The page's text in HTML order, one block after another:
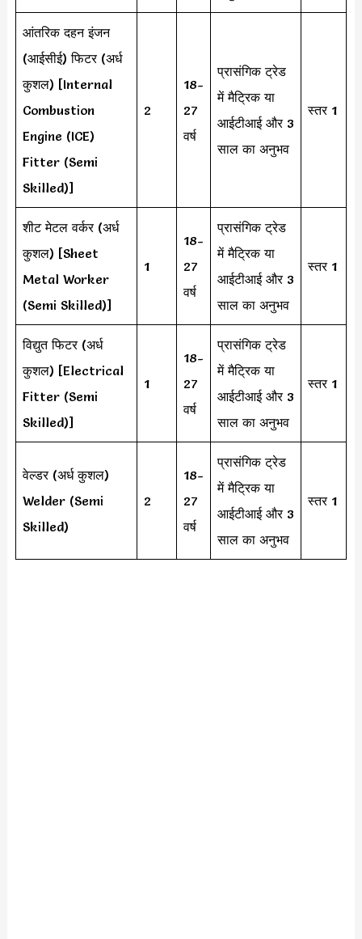
आंतरिक दहन इंजन
(आईसीई) फिटर (अर्ध
कुशल) [Internal
Combustion
Engine (ICE)
Fitter (Semi
Skilled)]
2
18-
27
वर्ष
प्रासंगिक ट्रेड
में मैट्रिक या
आईटीआई और 3
साल का अनुभव
स्तर 1
शीट मेटल वर्कर (अर्ध
कुशल) [Sheet
Metal Worker
(Semi Skilled)]
1
18-
27
वर्ष
प्रासंगिक ट्रेड
में मैट्रिक या
आईटीआई और 3
साल का अनुभव
स्तर 1
विद्युत फिटर (अर्ध
कुशल) [Electrical
Fitter (Semi
Skilled)]
1
18-
27
वर्ष
प्रासंगिक ट्रेड
में मैट्रिक या
आईटीआई और 3
साल का अनुभव
स्तर 1
वेल्डर (अर्ध कुशल)
Welder (Semi
Skilled)
2
18-
27
वर्ष
प्रासंगिक ट्रेड
में मैट्रिक या
आईटीआई और 3
साल का अनुभव
स्तर 1